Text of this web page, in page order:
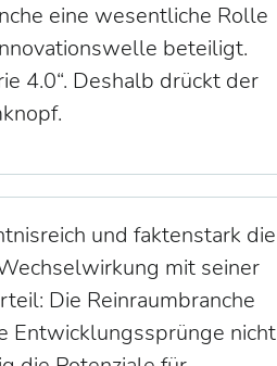
eine wesentliche Rolle
beteiligt.
4.0“. Deshalb drückt der
und faktenstark die
mit seiner
Die Reinraumbranche
Entwicklungssprünge nicht